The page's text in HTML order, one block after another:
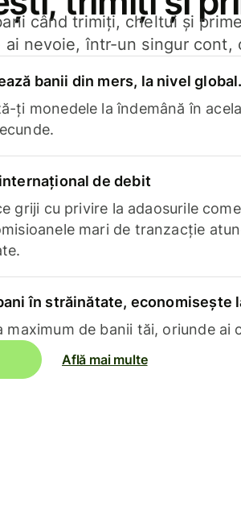
când trimiți, cheltui și
ai nevoie, într-un singur cont,
banii din mers, la nivel
ți monedele la îndemână în
de debit
griji cu privire la adaosurile
mari de tranzacție
în străinătate, economisește
maximum de banii tăi, oriunde ai
Află mai multe